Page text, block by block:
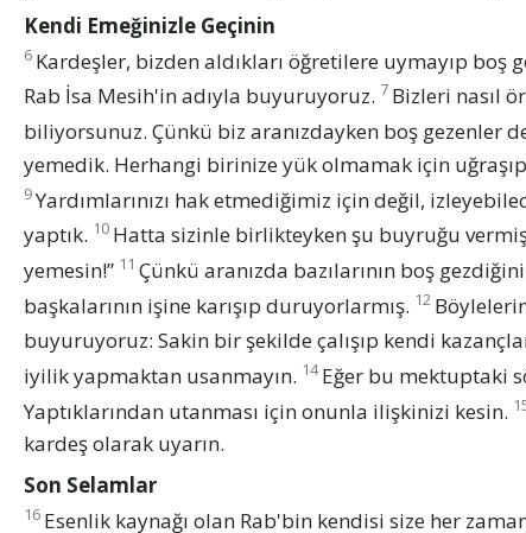
Kendi Emeğinizle Geçinin
6 Kardeşler, bizden aldıkları öğretilere uymayıp boş
Rab İsa Mesih'in adıyla buyuruyoruz. 7 Bizleri nasıl
biliyorsunuz. Çünkü biz aranızdayken boş gezenler
yemedik. Herhangi birinize yük olmamak için
9Yardımlarınızı hak etmediğimiz için değil,
yaptık. 10 Hatta sizinle birlikteyken şu buyruğu
yemesin!” 11 Çünkü aranızda bazılarının boş
başkalarının işine karışıp duruyorlarmış. 12
buyuruyoruz: Sakin bir şekilde çalışıp kendi
iyilik yapmaktan usanmayın. 14 Eğer bu mektuptaki
Yaptıklarından utanması için onunla ilişkinizi kesin.
kardeş olarak uyarın.
Son Selamlar
16 Esenlik kaynağı olan Rab'bin kendisi size her